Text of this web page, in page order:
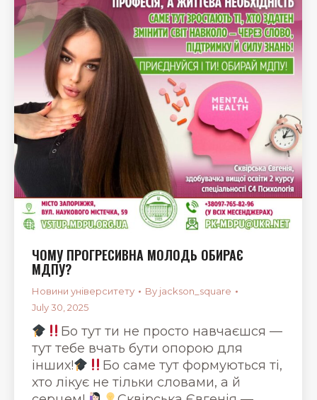
ЧОМУ ПРОГРЕСИВНА МОЛОДЬ ОБИРАЄ
МДПУ?
Новини університету By jackson_square
July 30, 2025
Бо тут ти не просто навчаєшся —
тут тебе вчать бути опорою для
інших!
Бо саме тут формуються ті,
хто лікує не тільки словами, а й